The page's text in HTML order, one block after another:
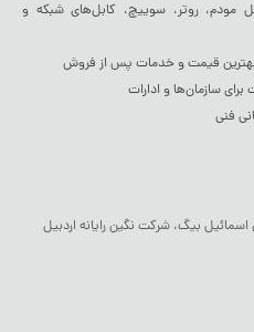
مودم، روتر، سوییچ، کابل‌های شبکه و
بهترین قیمت و خدمات پس از فروش
برای سازمان‌ها و ادارات
فنی
بیگ، شرکت نگین رایانه اردبیل